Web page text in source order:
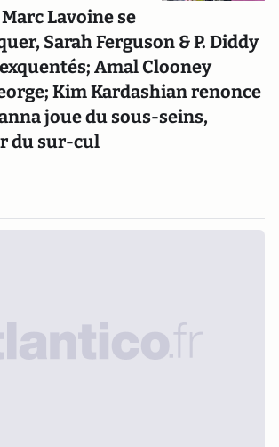
Lavoine se
Sarah Ferguson & P. Diddy
Amal Clooney
Kim Kardashian renonce
joue du sous-seins,
du sur-cul